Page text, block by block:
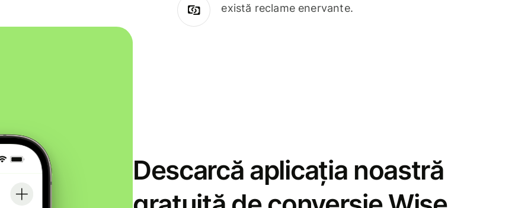
există reclame enervante.
Descarcă aplicația noastră